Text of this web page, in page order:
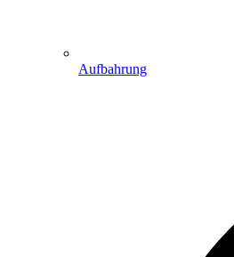
Aufbahrung